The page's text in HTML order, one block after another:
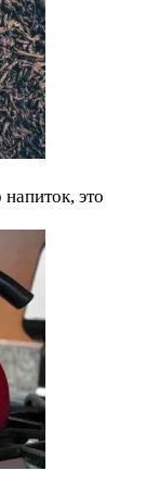
это